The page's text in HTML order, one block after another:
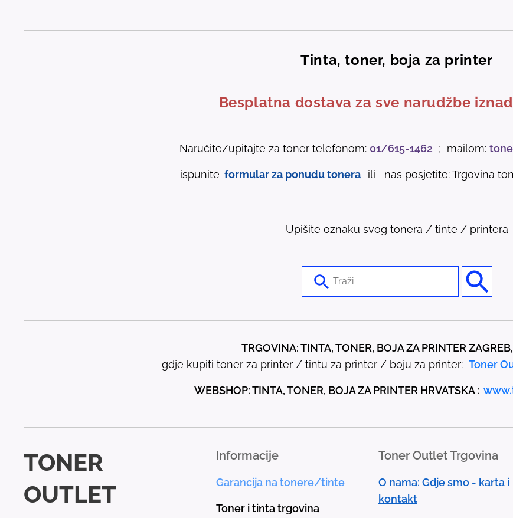
Tinta, toner, boja za printer
Besplatna dostava za sve narudžbe
Naručite/upitajte za toner telefonom: 01/615-1462 ; mailom:
ispunite formular za ponudu tonera ili nas posjetite: Trgovina
Upišite oznaku svog tonera / tinte / printera
t
u
p
d
w
TRGOVINA: TINTA, TONER, BOJA ZA PRINTER
gdje kupiti toner za printer / tintu za printer / boju za printer: Toner
WEBSHOP: TINTA, TONER, BOJA ZA PRINTER HRVATSKA :
TONER
OUTLET
Informacije
Garancija na tonere/tinte
Toner i tinta trgovina
Toner Outlet Trgovina
O nama: Gdje smo - karta i
kontakt